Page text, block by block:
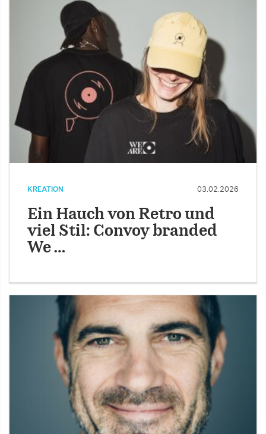
KREATION 03.02.2026
Ein Hauch von Retro und
viel Stil: Convoy branded
We …